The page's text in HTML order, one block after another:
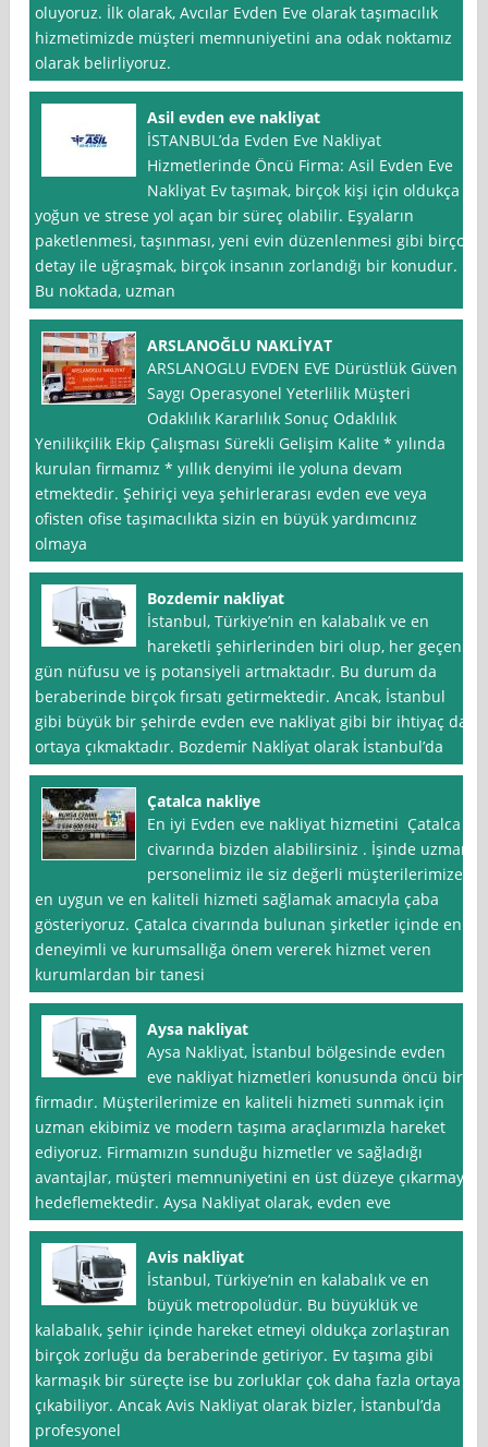
oluyoruz. İlk olarak, Avcılar Evden Eve olarak taşımacılık
hizmetimizde müşteri memnuniyetini ana odak noktamız
olarak belirliyoruz.
Asil evden eve nakliyat
İSTANBUL’da Evden Eve Nakliyat
Hizmetlerinde Öncü Firma: Asil Evden Eve
Nakliyat Ev taşımak, birçok kişi için oldukça
yoğun ve strese yol açan bir süreç olabilir. Eşyaların
paketlenmesi, taşınması, yeni evin düzenlenmesi gibi birçok
detay ile uğraşmak, birçok insanın zorlandığı bir konudur.
Bu noktada, uzman
ARSLANOĞLU NAKLİYAT
ARSLANOGLU EVDEN EVE Dürüstlük Güven
Saygı Operasyonel Yeterlilik Müşteri
Odaklılık Kararlılık Sonuç Odaklılık
Yenilikçilik Ekip Çalışması Sürekli Gelişim Kalite * yılında
kurulan firmamız * yıllık denyimi ile yoluna devam
etmektedir. Şehiriçi veya şehirlerarası evden eve veya
ofisten ofise taşımacılıkta sizin en büyük yardımcınız
olmaya
Bozdemir nakliyat
İstanbul, Türkiye’nin en kalabalık ve en
hareketli şehirlerinden biri olup, her geçen
gün nüfusu ve iş potansiyeli artmaktadır. Bu durum da
beraberinde birçok fırsatı getirmektedir. Ancak, İstanbul
gibi büyük bir şehirde evden eve nakliyat gibi bir ihtiyaç da
ortaya çıkmaktadır. Bozdemi̇r Nakli̇yat olarak İstanbul’da
Çatalca nakliye
En iyi Evden eve nakliyat hizmetini Çatalca
civarında bizden alabilirsiniz . İşinde uzman
personelimiz ile siz değerli müşterilerimize
en uygun ve en kaliteli hizmeti sağlamak amacıyla çaba
gösteriyoruz. Çatalca civarında bulunan şirketler içinde en
deneyimli ve kurumsallığa önem vererek hizmet veren
kurumlardan bir tanesi
Aysa nakliyat
Aysa Nakliyat, İstanbul bölgesinde evden
eve nakliyat hizmetleri konusunda öncü bir
firmadır. Müşterilerimize en kaliteli hizmeti sunmak için
uzman ekibimiz ve modern taşıma araçlarımızla hareket
ediyoruz. Firmamızın sunduğu hizmetler ve sağladığı
avantajlar, müşteri memnuniyetini en üst düzeye çıkarmayı
hedeflemektedir. Aysa Nakliyat olarak, evden eve
Avis nakliyat
İstanbul, Türkiye’nin en kalabalık ve en
büyük metropolüdür. Bu büyüklük ve
kalabalık, şehir içinde hareket etmeyi oldukça zorlaştıran
birçok zorluğu da beraberinde getiriyor. Ev taşıma gibi
karmaşık bir süreçte ise bu zorluklar çok daha fazla ortaya
çıkabiliyor. Ancak Avis Nakliyat olarak bizler, İstanbul’da
profesyonel